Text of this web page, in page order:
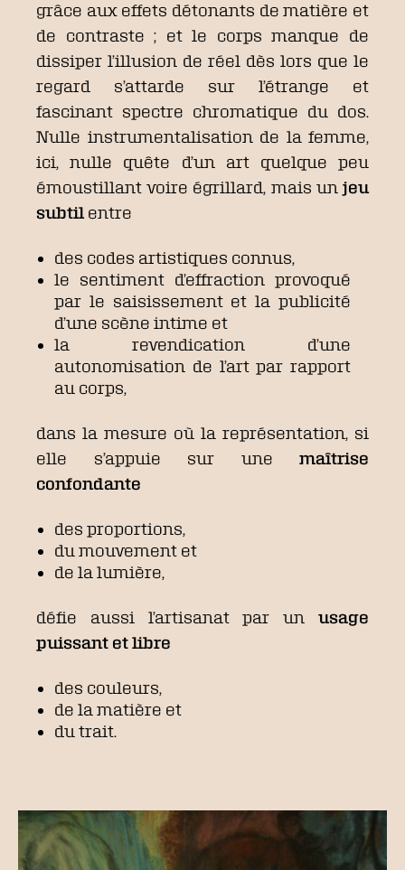
grâce aux effets détonants de matière et
de contraste ; et le corps manque de
dissiper l’illusion de réel dès lors que le
regard s’attarde sur l’étrange et
fascinant spectre chromatique du dos.
Nulle instrumentalisation de la femme,
ici, nulle quête d’un art quelque peu
émoustillant voire égrillard, mais un jeu
subtil entre
des codes artistiques connus,
le sentiment d’effraction provoqué
par le saisissement et la publicité
d’une scène intime et
la revendication d’une
autonomisation de l’art par rapport
au corps,
dans la mesure où la représentation, si
elle s’appuie sur une maîtrise
confondante
des proportions,
du mouvement et
de la lumière,
défie aussi l’artisanat par un usage
puissant et libre
des couleurs,
de la matière et
du trait.